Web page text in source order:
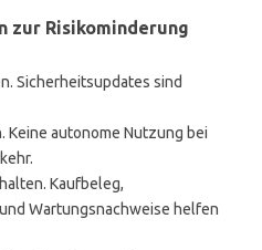
zur Risikominderung
Sicherheitsupdates sind
Keine autonome Nutzung bei
Kaufbeleg,
Wartungsnachweise helfen